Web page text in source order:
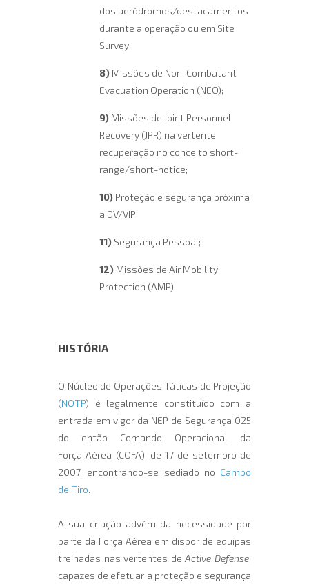
dos aeródromos/destacamentos
durante a operação ou em Site
Survey;
8) Missões de Non-Combatant
Evacuation Operation (NEO);
9) Missões de Joint Personnel
Recovery (JPR) na vertente
recuperação no conceito short-
range/short-notice;
10) Proteção e segurança próxima
a DV/VIP;
11) Segurança Pessoal;
12) Missões de Air Mobility
Protection (AMP).
HISTÓRIA
O Núcleo de Operações Táticas de Projeção
(NOTP) é legalmente constituído com a
entrada em vigor da NEP de Segurança 025
do então Comando Operacional da
Força Aérea (COFA), de 17 de setembro de
2007, encontrando-se sediado no Campo
de Tiro.
A sua criação advém da necessidade por
parte da Força Aérea em dispor de equipas
treinadas nas vertentes deActive Defense,
capazes de efetuar a proteção e segurança